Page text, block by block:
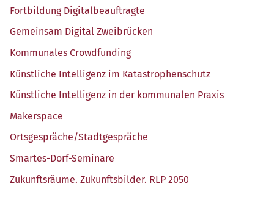
Fort­bil­dung Digitalbeauftragte
Gemein­sam Digi­tal Zweibrücken
Kom­mu­na­les Crowdfunding
Künst­li­che Intel­li­genz im Katastrophenschutz
Künst­li­che Intel­li­genz in der kom­mu­na­len Praxis
Maker­space
Ortsgespräche/​Stadtgespräche
Smar­tes-Dorf-Semi­na­re
Zukunfts­räu­me. Zukunfts­bil­der. RLP 2050